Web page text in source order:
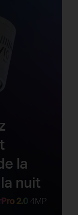
la
nuit
2.04MP